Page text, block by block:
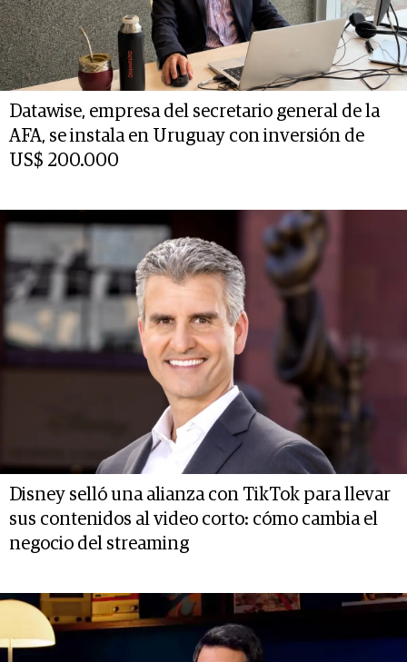
Datawise, empresa del secretario general de la
AFA, se instala en Uruguay con inversión de
US$ 200.000
Disney selló una alianza con TikTok para llevar
sus contenidos al video corto: cómo cambia el
negocio del streaming